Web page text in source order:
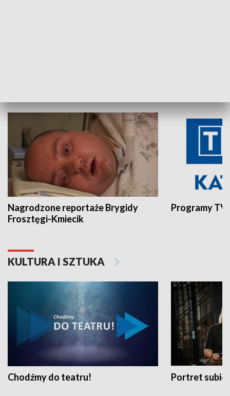
Nagrodzone reportaże Brygidy
Frosztęgi-Kmiecik
Programy
KULTURA I SZTUKA
Chodźmy do teatru! Portret